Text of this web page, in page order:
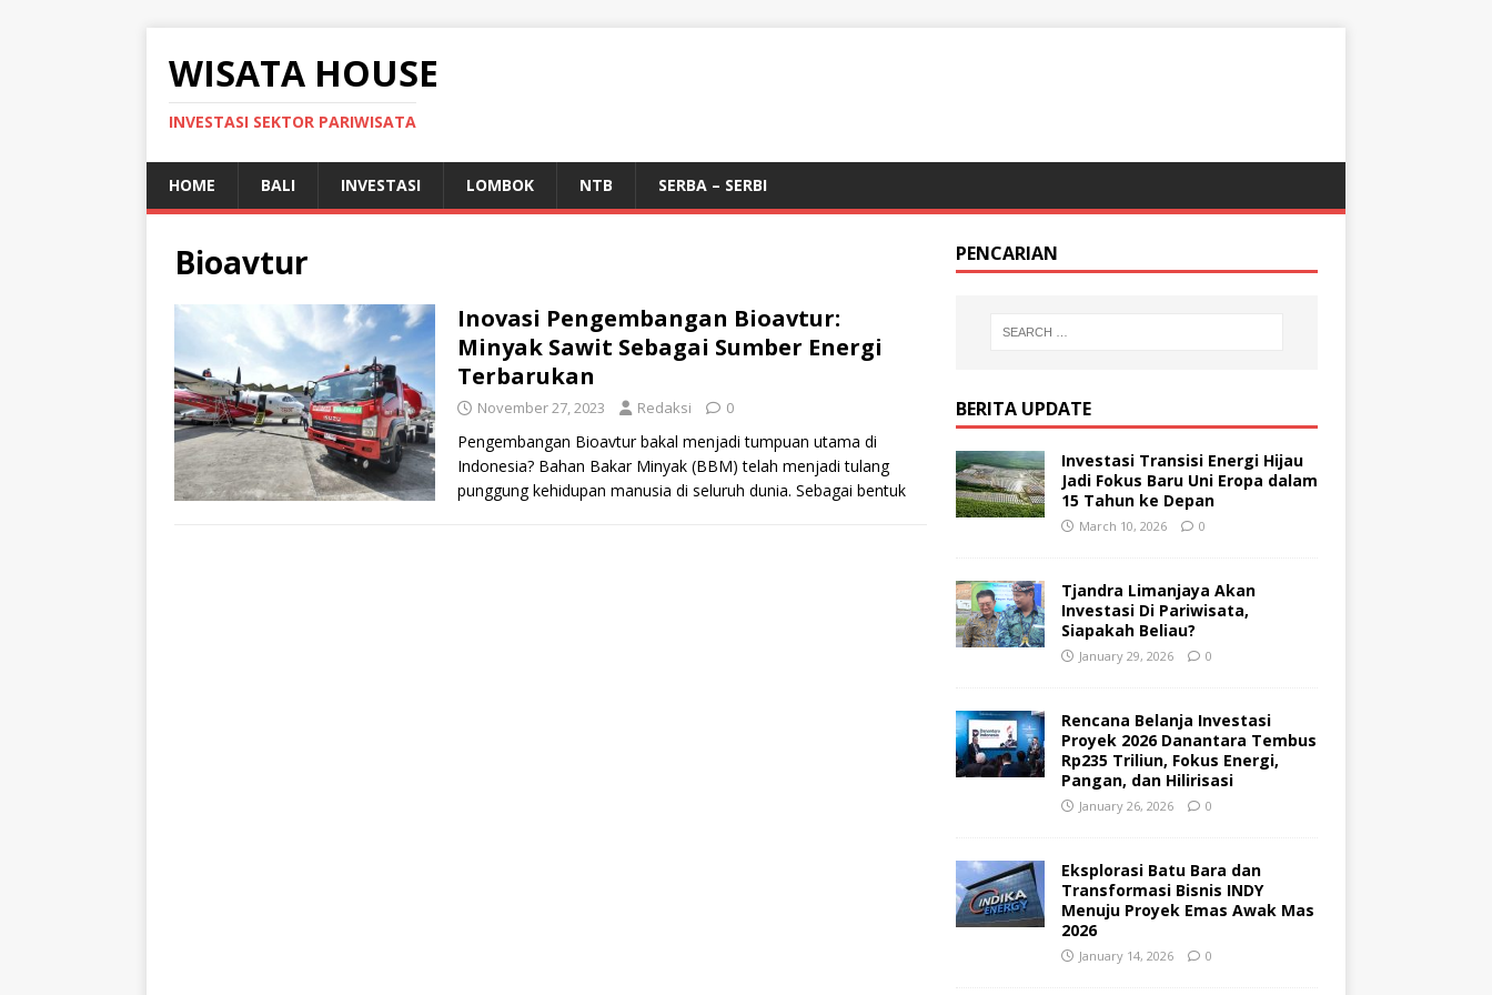
WISATA HOUSE
INVESTASI SEKTOR PARIWISATA
HOME BALI INVESTASI LOMBOK NTB SERBA – SERBI
Bioavtur
Inovasi Pengembangan Bioavtur:
Minyak Sawit Sebagai Sumber Energi
Terbarukan
November 27, 2023 Redaksi 0
Pengembangan Bioavtur bakal menjadi tumpuan utama di
Indonesia? Bahan Bakar Minyak (BBM) telah menjadi tulang
punggung kehidupan manusia di seluruh dunia. Sebagai bentuk
PENCARIAN
BERITA UPDATE
Investasi Transisi Energi Hijau
Jadi Fokus Baru Uni Eropa dalam
15 Tahun ke Depan
March 10, 2026 0
Tjandra Limanjaya Akan
Investasi Di Pariwisata,
Siapakah Beliau?
January 29, 2026 0
Rencana Belanja Investasi
Proyek 2026 Danantara Tembus
Rp235 Triliun, Fokus Energi,
Pangan, dan Hilirisasi
January 26, 2026 0
Eksplorasi Batu Bara dan
Transformasi Bisnis INDY
Menuju Proyek Emas Awak Mas
2026
January 14, 2026 0